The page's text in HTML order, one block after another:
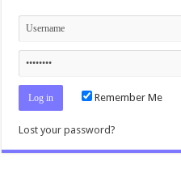
Remember Me
Lost your password?